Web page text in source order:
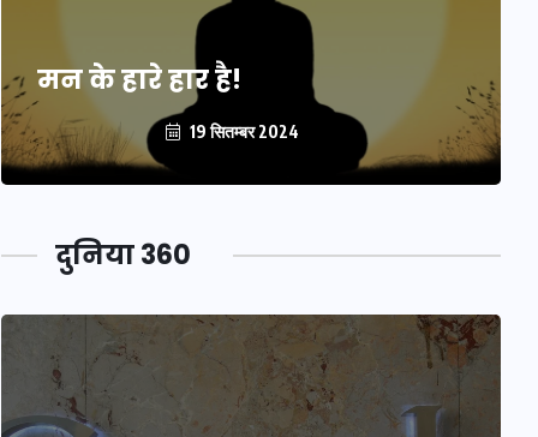
मन के हारे हार है!
19 सितम्बर 2024
दुनिया 360